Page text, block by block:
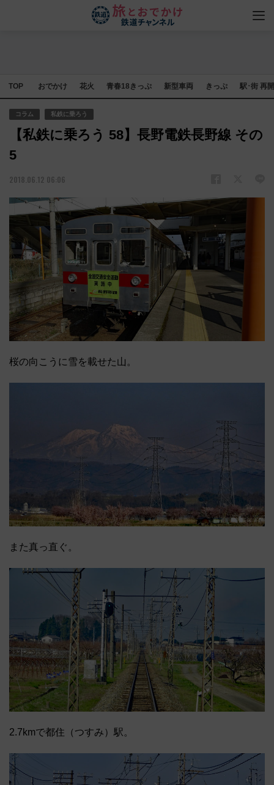
TOP おでかけ 花火 青春18きっぷ 新型車両 きっぷ 駅･街 再
コラム 私鉄に乗ろう
【私鉄に乗ろう 58】長野電鉄長野線 その
5
2018.06.12 06:06
桜の向こうに雪を載せた山。
また真っ直ぐ。
2.7kmで都住（つすみ）駅。